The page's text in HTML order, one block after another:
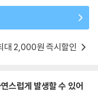
대 2,000원 즉시할인
스럽게 발생할 수 있어